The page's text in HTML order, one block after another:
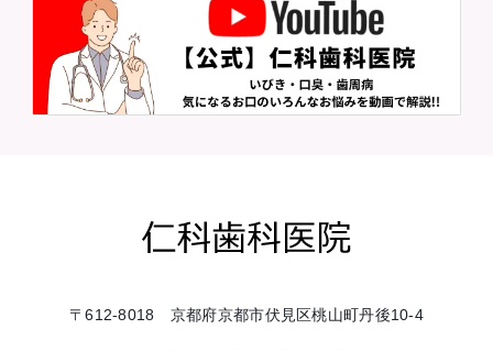
〒612-8018 京都府京都市伏見区桃山町丹後10-4